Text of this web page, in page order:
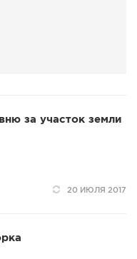
за участок земли
20 ИЮЛЯ 2017